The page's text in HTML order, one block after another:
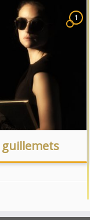
1
guillemets